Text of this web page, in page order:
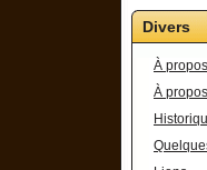
Divers
À
À